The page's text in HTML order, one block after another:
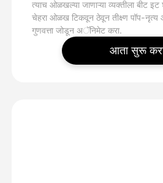
त्याच ओळखल्या जाणाऱ्या व्यक्तीला बीट
चेहरा ओळख टिकवून ठेवून तीक्ष्ण पॉप-नृत्य
गुणवत्ता जोडून अॅनिमेट करा.
आता सुरू